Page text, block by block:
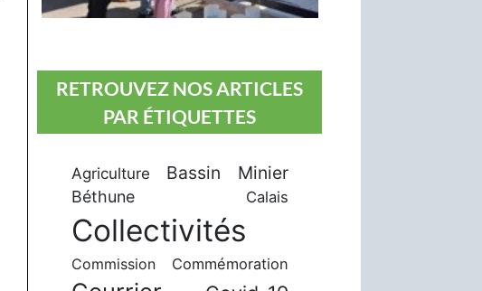
RETROUVEZ NOS ARTICLES
PAR ÉTIQUETTES
Agriculture Bassin Minier
Béthune Calais
Collectivités
Commission Commémoration